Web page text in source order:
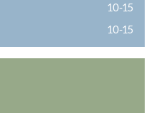
10-15
10-15